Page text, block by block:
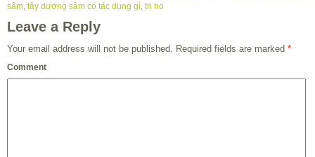
sâm, tây dương sâm có tác dụng gì, trị ho
Leave a Reply
Your email address will not be published. Required fields are marked *
Comment